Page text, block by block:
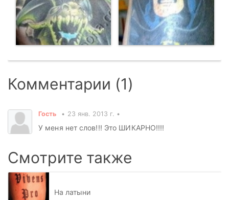
Комментарии (1)
Гость 23 янв. 2013 г.
У меня нет слов!!! Это ШИКАРНО!!!!
Смотрите также
На латыни